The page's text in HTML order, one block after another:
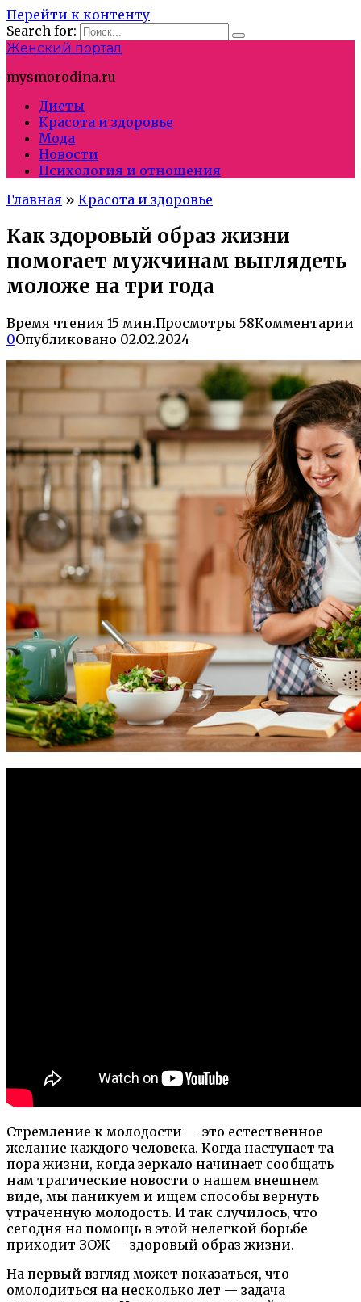
Перейти к контенту
Search for:
Женский портал
mysmorodina.ru
Диеты
Красота и здоровье
Мода
Новости
Психология и отношения
Главная » Красота и здоровье
Как здоровый образ жизни
помогает мужчинам выглядеть
моложе на три года
Время чтения 15 мин.Просмотры 58Комментарии
0Опубликовано 02.02.2024
Стремление к молодости — это естественное
желание каждого человека. Когда наступает та
пора жизни, когда зеркало начинает сообщать
нам трагические новости о нашем внешнем
виде, мы паникуем и ищем способы вернуть
утраченную молодость. И так случилось, что
сегодня на помощь в этой нелегкой борьбе
приходит ЗОЖ — здоровый образ жизни.
На первый взгляд может показаться, что
омолодиться на несколько лет — задача